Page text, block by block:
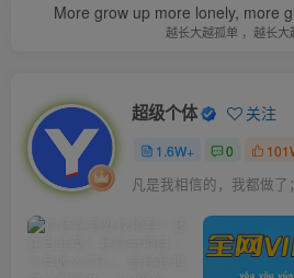
More grow up more lonely, more
越长大越孤单 ，越长大
超级个体 关注
1.6W+ 0